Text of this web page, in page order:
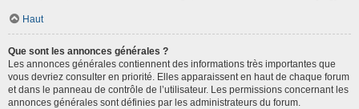
Haut
Que sont les annonces générales ?
Les annonces générales contiennent des informations très importantes que
vous devriez consulter en priorité. Elles apparaissent en haut de chaque forum
et dans le panneau de contrôle de l’utilisateur. Les permissions concernant les
annonces générales sont définies par les administrateurs du forum.